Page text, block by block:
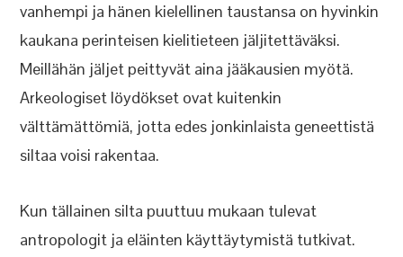
vanhempi ja hänen kielellinen taustansa on hyvinkin
kaukana perinteisen kielitieteen jäljitettäväksi.
Meillähän jäljet peittyvät aina jääkausien myötä.
Arkeologiset löydökset ovat kuitenkin
välttämättömiä, jotta edes jonkinlaista geneettistä
siltaa voisi rakentaa.
Kun tällainen silta puuttuu mukaan tulevat
antropologit ja eläinten käyttäytymistä tutkivat.